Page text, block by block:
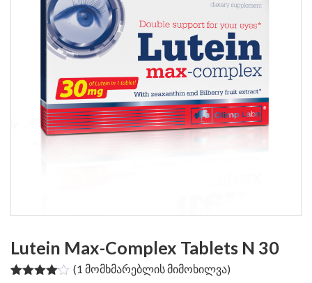
Lutein Max-Complex Tablets N 30
(1 მომხმარებლის მიმოხილვა)